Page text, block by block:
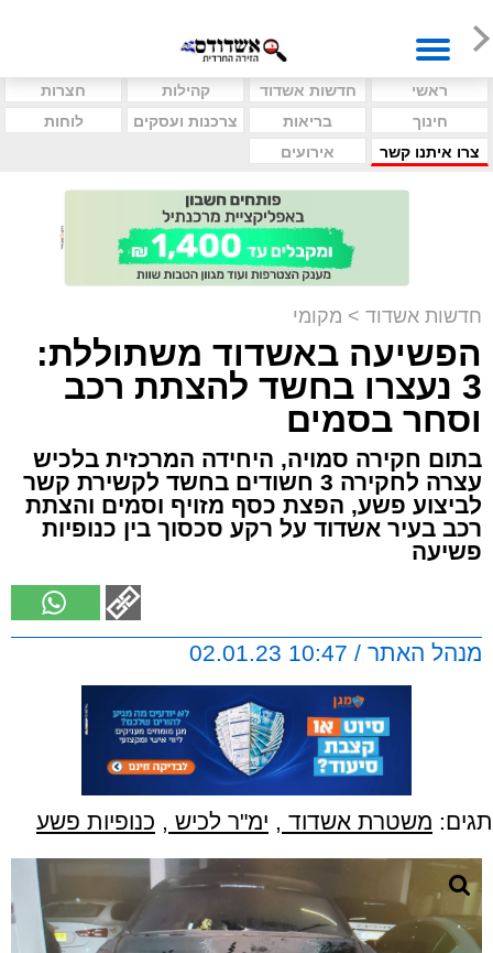
ראשי חדשות אשדוד קהילות
חצרות
חינוך
בריאות צרכנות ועסקים
לוחות
צרו איתנו קשר
אירועים
חדשות אשדוד > מקומי
הפשיעה באשדוד משתוללת:
3 נעצרו בחשד להצתת רכב
וסחר בסמים
בתום חקירה סמויה, היחידה המרכזית בלכיש
עצרה לחקירה 3 חשודים בחשד לקשירת קשר
לביצוע פשע, הפצת כסף מזויף וסמים והצתת
רכב בעיר אשדוד על רקע סכסוך בין כנופיות
פשיעה
מנהל האתר / 10:47 02.01.23
תגים: משטרת אשדוד , ימ"ר לכיש , כנופיות פשע